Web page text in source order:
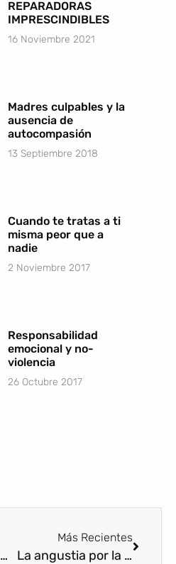
REPARADORAS
IMPRESCINDIBLES
16 Noviembre 2021
Madres culpables y la
ausencia de
autocompasión
13 Septiembre 2018
Cuando te tratas a ti
misma peor que a
nadie
2 Noviembre 2017
Responsabilidad
emocional y no-
violencia
26 Octubre 2017
Enseñar a no permitir interacciones desagradables para uno mismo
Más Recientes
La angustia por la separación NO es una tomadura de pelo